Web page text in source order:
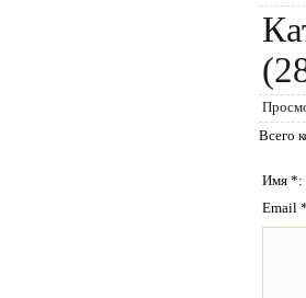
Всего
Имя *:
Email